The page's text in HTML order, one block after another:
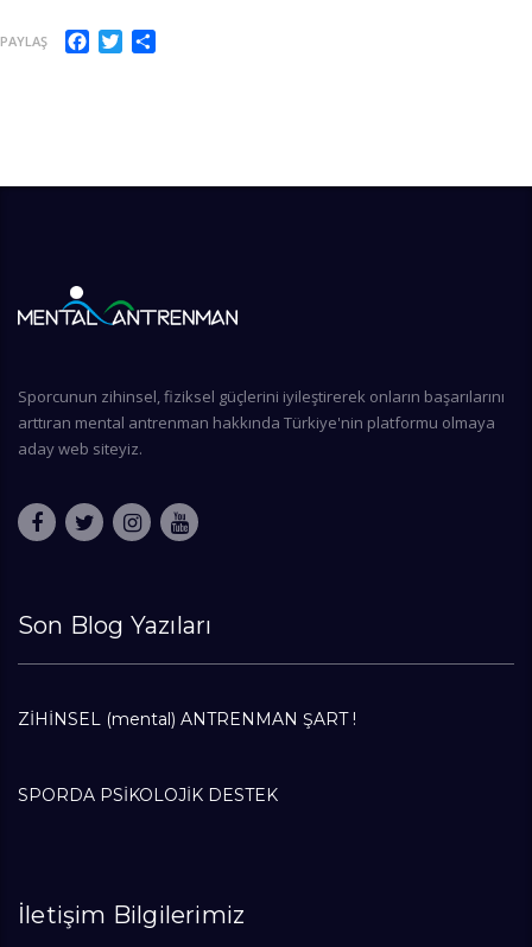
PAYLAŞ Facebook
Twitter
Sporcunun zihinsel, fiziksel güçlerini iyileştirerek onların başarılarını
arttıran mental antrenman hakkında Türkiye'nin platformu olmaya
aday web siteyiz.
Son Blog Yazıları
ZİHİNSEL (mental) ANTRENMAN ŞART !
SPORDA PSİKOLOJİK DESTEK
İletişim Bilgilerimiz